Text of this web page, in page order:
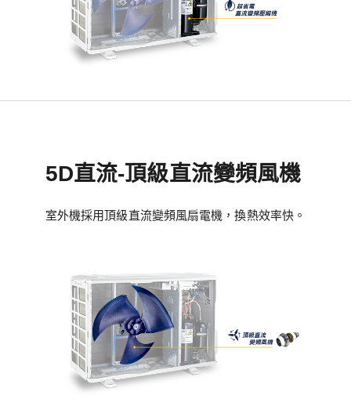
5D直流-頂級直流變頻風機
室外機採用頂級直流變頻風扇電機，換熱效率快。